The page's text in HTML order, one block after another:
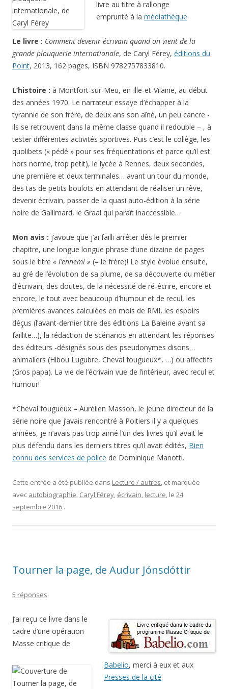
livre au titre à rallonge
emprunté à la médiathèque.
Le livre : Comment devenir écrivain quand on vient de la
grande plouquerie internationale, de Caryl Férey, éditions du
Point, 2013, 162 pages, ISBN 9782757833810.
L’histoire : à Montfort-sur-Meu, en Ille-et-Vilaine, au début
des années 1970. Le narrateur essaye d’échapper à la
tyrannie de son frère, de deux ans son aîné, un peu cancre -
ils se retrouvent dans la même classe quand il redouble – , à
tester différentes activités sportives. Puis c’est le collège, les
quolibets (« pédé » pour ses fréquentations et parce qu’il est
hors norme, trop petit), le lycée à Rennes, deux secondes,
une première et deux terminales… avant un tour du monde,
des tas de petits boulots en attendant de réaliser un rêve,
devenir écrivain, passer de la quasi auto-édition à la série
noire de Gallimard, le Graal qui paraît inaccessible…
Mon avis : j’avoue que j’ai failli arrêter dès le premier
chapitre, une longue longue phrase d’une dizaine de pages
sous le titre « l’ennemi » (= le frère)! Le style évolue ensuite,
au gré de l’évolution de sa plume, de sa découverte du métier
d’écrivain, des doutes, de la nécessité de ré-écrire, encore et
encore, le tout avec beaucoup d’humour et de recul, les
premières avances calculées en mois de RMI, les espoirs
déçus (l’avant-dernier titre des éditions La Baleine avant sa
faillite…), la rédaction de scénarios en attendant les réponses
des éditeurs -désignés sous des pseudonymes disons…
animaliers (Hibou Lugubre, Cheval fougueux*, …) ou affectifs
(Gros papa). La vie de l’écrivain vue de l’intérieur, avec recul et
humour!
*Cheval fougueux = Aurélien Masson, le jeune directeur de la
série noire que j’avais rencontré à Poitiers il y a quelques
années, je n’avais pas trop aimé l’un des livres qu’il avait le
plus défendu dans les derniers titres qu’il avait édités, Bien
connu des services de police de Dominique Manotti.
Cette entrée a été publiée dans Lecture / autres , et marquée
avec autobiographie Caryl Férey écrivain lecture , le 24
septembre 2016 .
Tourner la page, de Audur Jónsdóttir
5 réponses
J’ai reçu ce livre dans le
cadre d’une opération
Masse critique de
Babelio, merci à eux et aux
Presses de la cité.